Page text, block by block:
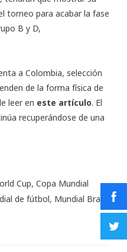
torneo para acabar la fase
B y D,
a Colombia, selección
de la forma física de
leer en este artículo. El
recuperándose de una
Cup, Copa Mundial
de fútbol, Mundial Brasil